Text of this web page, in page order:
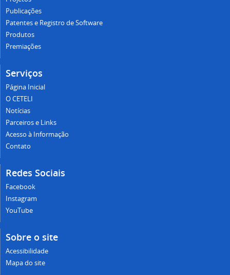
Publicações
Patentes e Registro de Software
Produtos
Premiações
Serviços
Página Inicial
O CETELI
Notícias
Parceiros e Links
Acesso à Informação
Contato
Redes Sociais
Facebook
Instagram
YouTube
Sobre o site
Acessibilidade
Mapa do site